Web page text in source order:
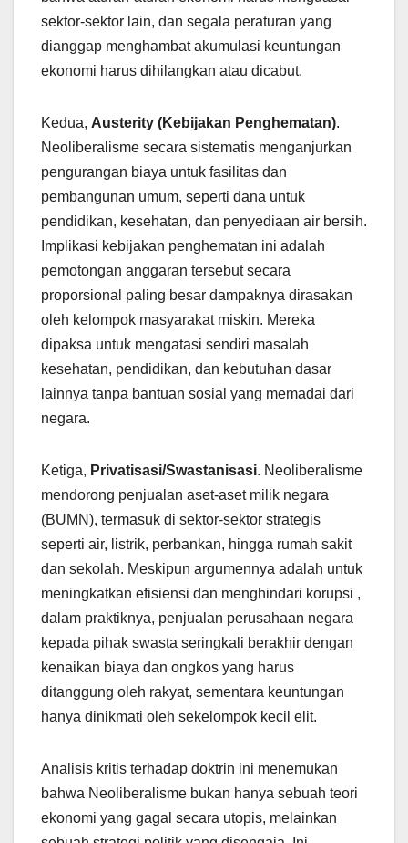
sektor-sektor lain, dan segala peraturan yang
dianggap menghambat akumulasi keuntungan
ekonomi harus dihilangkan atau dicabut.
Kedua, Austerity (Kebijakan Penghematan).
Neoliberalisme secara sistematis menganjurkan
pengurangan biaya untuk fasilitas dan
pembangunan umum, seperti dana untuk
pendidikan, kesehatan, dan penyediaan air bersih.
Implikasi kebijakan penghematan ini adalah
pemotongan anggaran tersebut secara
proporsional paling besar dampaknya dirasakan
oleh kelompok masyarakat miskin. Mereka
dipaksa untuk mengatasi sendiri masalah
kesehatan, pendidikan, dan kebutuhan dasar
lainnya tanpa bantuan sosial yang memadai dari
negara.
Ketiga, Privatisasi/Swastanisasi. Neoliberalisme
mendorong penjualan aset-aset milik negara
(BUMN), termasuk di sektor-sektor strategis
seperti air, listrik, perbankan, hingga rumah sakit
dan sekolah. Meskipun argumennya adalah untuk
meningkatkan efisiensi dan menghindari korupsi ,
dalam praktiknya, penjualan perusahaan negara
kepada pihak swasta seringkali berakhir dengan
kenaikan biaya dan ongkos yang harus
ditanggung oleh rakyat, sementara keuntungan
hanya dinikmati oleh sekelompok kecil elit.
Analisis kritis terhadap doktrin ini menemukan
bahwa Neoliberalisme bukan hanya sebuah teori
ekonomi yang gagal secara utopis, melainkan